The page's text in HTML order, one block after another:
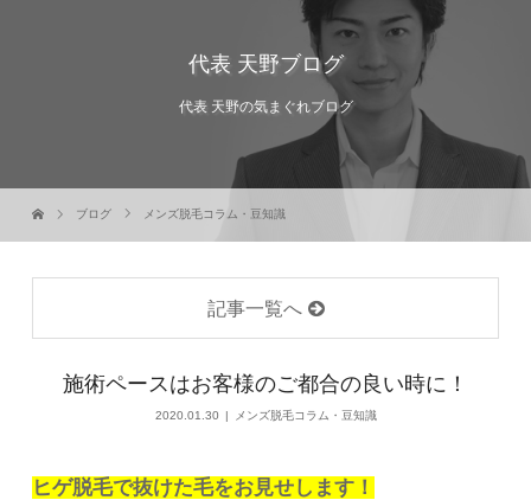
代表 天野ブログ
代表 天野の気まぐれブログ
ブログ メンズ脱毛コラム・豆知識
記事一覧へ
施術ペースはお客様のご都合の良い時に！
2020.01.30 メンズ脱毛コラム・豆知識
ヒゲ脱毛で抜けた毛をお見せします！